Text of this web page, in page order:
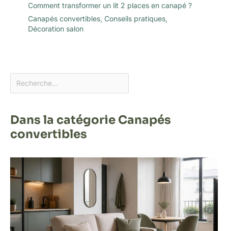
Comment transformer un lit 2 places en canapé ?
Canapés convertibles, Conseils pratiques,
Décoration salon
Dans la catégorie Canapés
convertibles